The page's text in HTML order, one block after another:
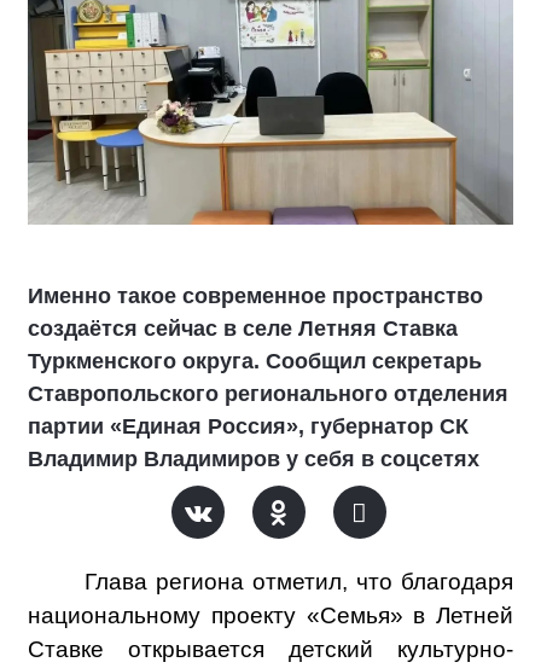
Именно такое современное пространство
создаётся сейчас в селе Летняя Ставка
Туркменского округа. Сообщил секретарь
Ставропольского регионального отделения
партии «Единая Россия», губернатор СК
Владимир Владимиров у себя в соцсетях
Глава региона отметил, что благодаря
национальному проекту «Семья» в Летней
Ставке открывается детский культурно-